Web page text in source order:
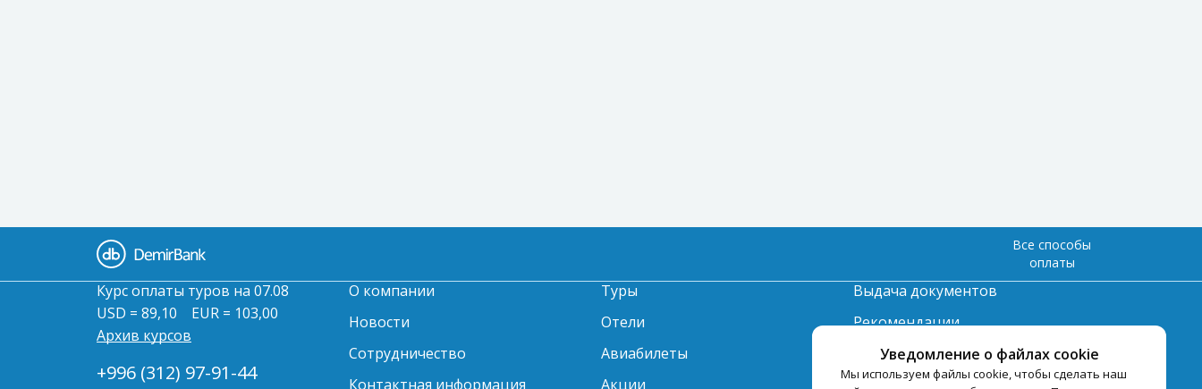
Уведомление о файлах cookie
Мы используем файлы cookie, чтобы сделать наш
Все способы
оплаты
Курс оплаты туров на 07.08
USD = 89,10
EUR = 103,00
Архив курсов
+996 (312) 97-91-44
О компании
Новости
Сотрудничество
Контактная информация
Туры
Отели
Авиабилеты
Акции
Выдача документов
Рекомендации
Вопрос-ответ
Счет и оплата